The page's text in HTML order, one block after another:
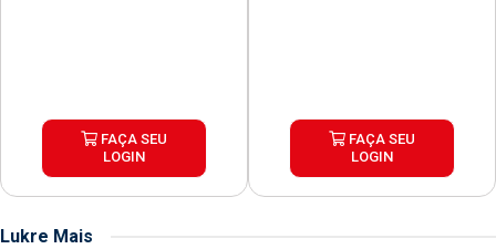
FAÇA SEU
LOGIN
FAÇA SEU
LOGIN
Lukre Mais